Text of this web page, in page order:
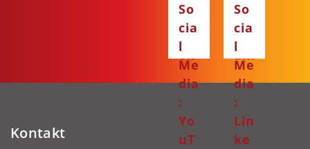
ce
bo
ok
ta
gr
am
So
cia
l
Me
dia
:
Yo
uT
So
cia
l
Me
dia
:
Lin
ke
Kontakt